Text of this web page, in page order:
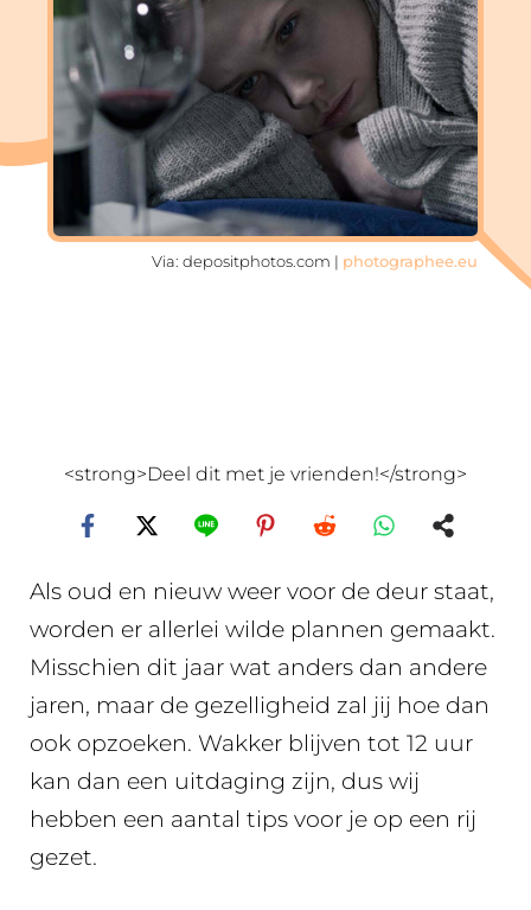
Via: depositphotos.com | photographee.eu
<strong>Deel dit met je vrienden!</strong>
Als oud en nieuw weer voor de deur staat,
worden er allerlei wilde plannen gemaakt.
Misschien dit jaar wat anders dan andere
jaren, maar de gezelligheid zal jij hoe dan
ook opzoeken. Wakker blijven tot 12 uur
kan dan een uitdaging zijn, dus wij
hebben een aantal tips voor je op een rij
gezet.